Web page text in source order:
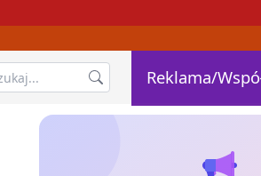
Reklama/